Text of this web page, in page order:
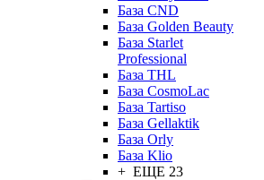
База CND
База Golden Beauty
База Starlet
Professional
База THL
База CosmoLac
База Tartiso
База Gellaktik
База Orly
База Klio
+ ЕЩЕ 23